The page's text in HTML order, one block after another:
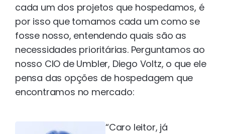
cada um dos projetos que hospedamos, é
por isso que tomamos cada um como se
fosse nosso, entendendo quais são as
necessidades prioritárias. Perguntamos ao
nosso CIO de Umbler, Diego Voltz, o que ele
pensa das opções de hospedagem que
encontramos no mercado:
“Caro leitor, já